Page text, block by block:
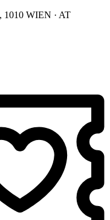
1010 WIEN · AT